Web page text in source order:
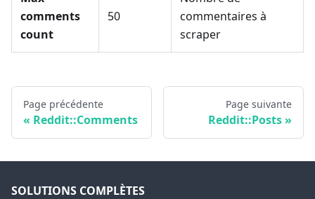
comments
count
50
commentaires à
scraper
Page précédente
Reddit::Comments
Page suivante
Reddit::Posts
SOLUTIONS COMPLÈTES